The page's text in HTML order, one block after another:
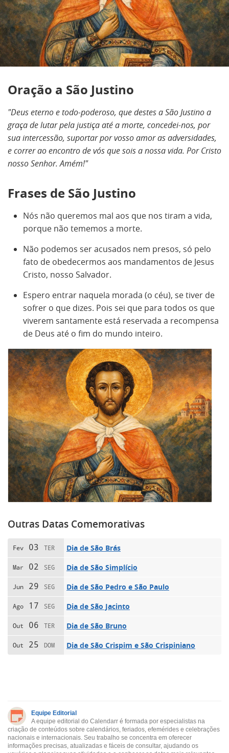
Oração a São Justino
"Deus eterno e todo-poderoso, que destes a São Justino a
graça de lutar pela justiça até a morte, concedei-nos, por
sua intercessão, suportar por vosso amor as adversidades,
e correr ao encontro de vós que sois a nossa vida. Por Cristo
nosso Senhor. Amém!"
Frases de São Justino
Nós não queremos mal aos que nos tiram a vida,
porque não tememos a morte.
Não podemos ser acusados nem presos, só pelo
fato de obedecermos aos mandamentos de Jesus
Cristo, nosso Salvador.
Espero entrar naquela morada (o céu), se tiver de
sofrer o que dizes. Pois sei que para todos os que
viverem santamente está reservada a recompensa
de Deus até o fim do mundo inteiro.
Outras Datas Comemorativas
Fev 03 TER Dia de São Brás
Mar 02 SEG Dia de São Simplício
Jun 29 SEG Dia de São Pedro e São Paulo
Ago 17 SEG Dia de São Jacinto
Out 06 TER Dia de São Bruno
Out 25 DOM Dia de São Crispim e São Crispiniano
Equipe Editorial
A equipe editorial do Calendarr é formada por especialistas na
criação de conteúdos sobre calendários, feriados, efemérides e celebrações
nacionais e internacionais. Seu trabalho se concentra em oferecer
informações precisas, atualizadas e fáceis de consultar, ajudando os